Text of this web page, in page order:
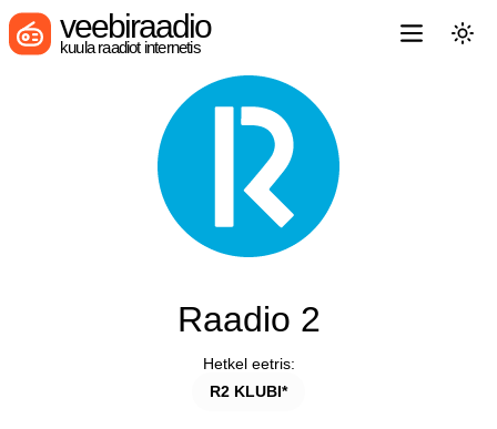
veebiraadio
kuula raadiot internetis
Raadio 2
Hetkel eetris:
R2 KLUBI*